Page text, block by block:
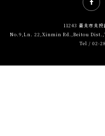
11243 臺北市北
No.9,Ln. 22,Xinmin Rd.,Beitou
Tel / 02-